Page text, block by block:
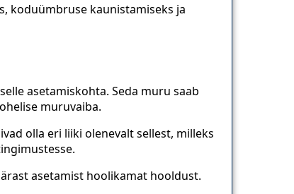
koduümbruse kaunistamiseks ja
asetamiskohta. Seda muru saab
muruvaiba.
olla eri liiki olenevalt sellest, milleks
asetamist hoolikamat hooldust.